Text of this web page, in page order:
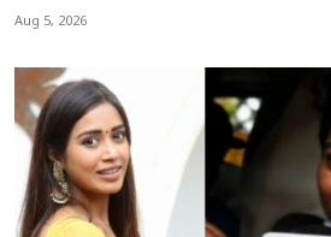
Aug 5, 2026